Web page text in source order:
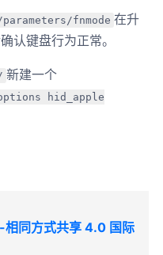
fnmode 在升
认键盘行为正常。
新建一个
hid_apple
同方式共享 4.0 国际